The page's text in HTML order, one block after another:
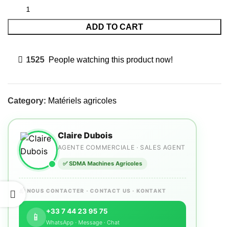
ADD TO CART
1525 People watching this product now!
Category: Matériels agricoles
Claire Dubois
AGENTE COMMERCIALE · SALES AGENT
✅ SDMA Machines Agricoles
📬 NOUS CONTACTER · CONTACT US · KONTAKT
📱
+33 7 44 23 95 75
WhatsApp · Message · Chat